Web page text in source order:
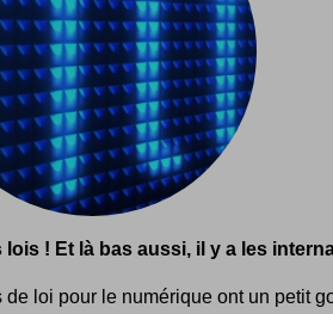
! Et là bas aussi, il y a les
de loi pour le numérique ont un petit